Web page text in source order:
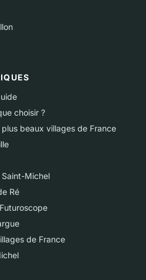
choisir ?
beaux villages de France
Michel
Ré
de France